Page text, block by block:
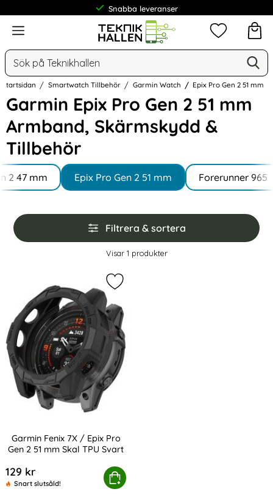
Snabba leveranser
Meny
Sök
Mina
Startsidan Smartwatch Tillbehör Garmin Watch Epix Pro Gen 2 51 mm
Garmin Epix Pro Gen 2 51 mm
Armband, Skärmskydd &
Tillbehör
Hoppa
till
produkter
Underkategorier
2 47 mm Epix Pro Gen 2 51 mm Forerunner 965
Hoppa
över
filtersektionen
Filtrera & sortera
Filtrera & sortera
Visar 1 produkter
Garmin Fenix 7X / Epix Pro
Gen 2 51 mm Skal TPU Svart
129 kr
Snart slutsåld!
Köp
Fenix 7X / Epix Pro Gen 2 51 mm Skal TPU Svart
Markera garmin Fenix 7X / Epix